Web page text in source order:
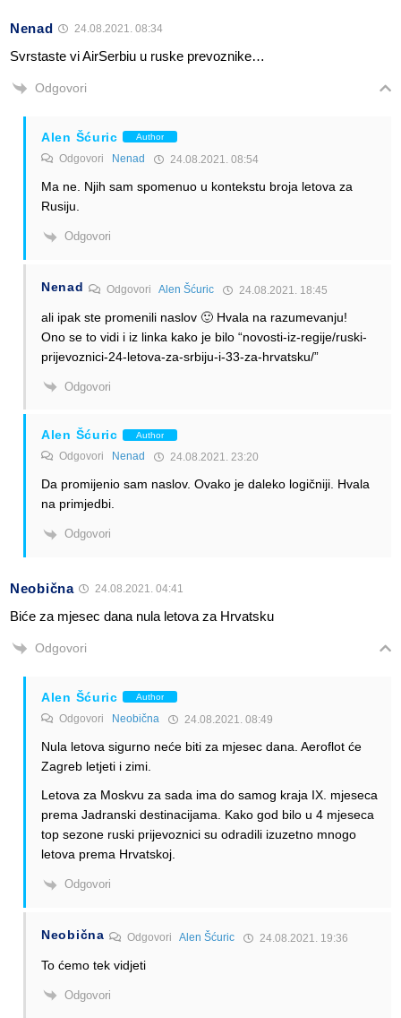
Nenad 24.08.2021. 08:34
Svrstaste vi AirSerbiu u ruske prevoznike…
Odgovori
Alen Šćuric Author
Odgovori Nenad 24.08.2021. 08:54
Ma ne. Njih sam spomenuo u kontekstu broja letova za
Rusiju.
Odgovori
Nenad Odgovori Alen Šćuric 24.08.2021. 18:45
ali ipak ste promenili naslov 🙂 Hvala na razumevanju!
Ono se to vidi i iz linka kako je bilo “novosti-iz-regije/ruski-
prijevoznici-24-letova-za-srbiju-i-33-za-hrvatsku/”
Odgovori
Alen Šćuric Author
Odgovori Nenad 24.08.2021. 23:20
Da promijenio sam naslov. Ovako je daleko logičniji. Hvala
na primjedbi.
Odgovori
Neobična 24.08.2021. 04:41
Biće za mjesec dana nula letova za Hrvatsku
Odgovori
Alen Šćuric Author
Odgovori Neobična 24.08.2021. 08:49
Nula letova sigurno neće biti za mjesec dana. Aeroflot će
Zagreb letjeti i zimi.
Letova za Moskvu za sada ima do samog kraja IX. mjeseca
prema Jadranski destinacijama. Kako god bilo u 4 mjeseca
top sezone ruski prijevoznici su odradili izuzetno mnogo
letova prema Hrvatskoj.
Odgovori
Neobična Odgovori Alen Šćuric 24.08.2021. 19:36
To ćemo tek vidjeti
Odgovori